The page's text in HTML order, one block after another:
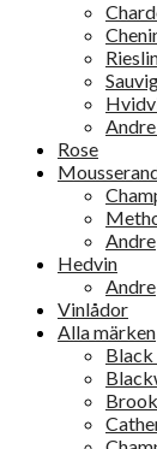
Rose
Andre
Hedvin
Andre
Vinlådor
Alla märken
Black